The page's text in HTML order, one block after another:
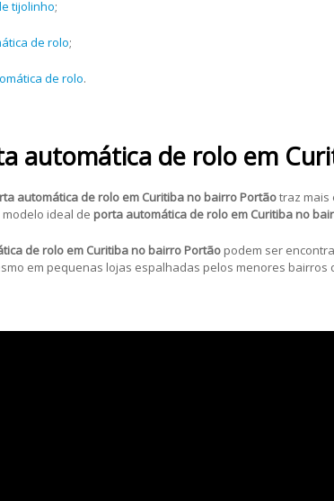
tijolinho;
de rolo;
de rolo.
automática de rolo em
automática de rolo em Curitiba no bairro Portãotraz mais
ideal de porta automática de rolo em Curitiba no
de rolo em Curitiba no bairro Portãopodem ser
em pequenas lojas espalhadas pelos menores bairros